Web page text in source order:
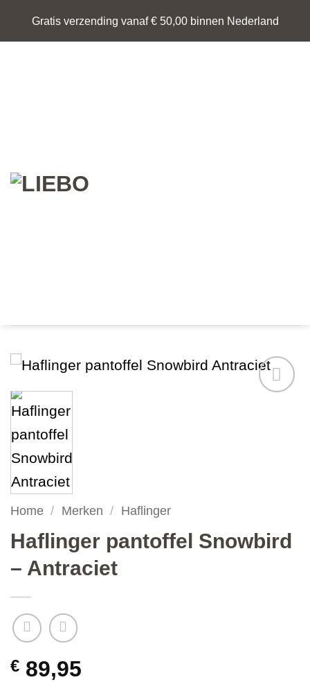
Gratis verzending vanaf € 50,00 binnen Nederland
Home / Merken / Haflinger
Haflinger pantoffel Snowbird
– Antraciet
€ 89,95